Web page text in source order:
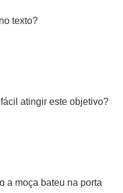
texto?
atingir este objetivo?
a moça bateu na porta